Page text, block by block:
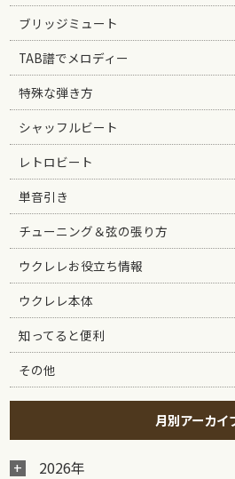
ブリッジミュート
TAB譜でメロディー
特殊な弾き方
シャッフルビート
レトロビート
単音引き
チューニング＆弦の張り方
ウクレレお役立ち情報
ウクレレ本体
知ってると便利
その他
月別アーカイ
2026年